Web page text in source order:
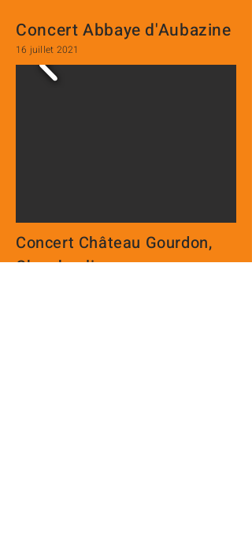
Concert Abbaye d'Aubazine
16 juillet 2021
Concert Château Gourdon,
Chamboulive